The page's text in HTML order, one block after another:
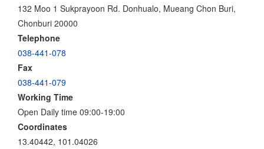
132 Moo 1 Sukprayoon Rd. Donhualo, Mueang Chon Buri,
Chonburi 20000
Telephone
038-441-078
Fax
038-441-079
Working Time
Open Daily time 09:00-19:00
Coordinates
13.40442, 101.04026